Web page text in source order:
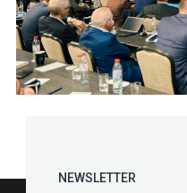
NEWSLETTER